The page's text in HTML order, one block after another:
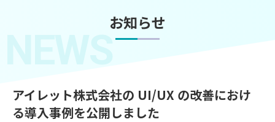
お知らせ
NEWS
アイレット株式会社の UI/UX の改善におけ
る導入事例を公開しました